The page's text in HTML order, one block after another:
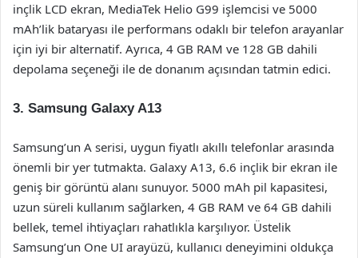
inçlik LCD ekran, MediaTek Helio G99 işlemcisi ve 5000
mAh’lik bataryası ile performans odaklı bir telefon arayanlar
için iyi bir alternatif. Ayrıca, 4 GB RAM ve 128 GB dahili
depolama seçeneği ile de donanım açısından tatmin edici.
3. Samsung Galaxy A13
Samsung’un A serisi, uygun fiyatlı akıllı telefonlar arasında
önemli bir yer tutmakta. Galaxy A13, 6.6 inçlik bir ekran ile
geniş bir görüntü alanı sunuyor. 5000 mAh pil kapasitesi,
uzun süreli kullanım sağlarken, 4 GB RAM ve 64 GB dahili
bellek, temel ihtiyaçları rahatlıkla karşılıyor. Üstelik
Samsung’un One UI arayüzü, kullanıcı deneyimini oldukça